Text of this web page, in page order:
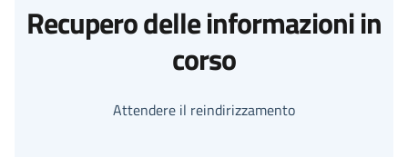
Recupero delle informazioni in
corso
Attendere il reindirizzamento